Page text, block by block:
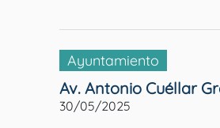
Ayuntamiento
Av. Antonio Cuéllar
30/05/2025